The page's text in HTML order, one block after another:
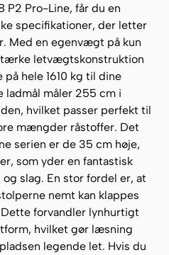
P2 Pro-Line, får du en
specifikationer, der letter
Med en egenvægt på kun
letvægtskonstruktion
hele 1610 kg til dine
ladmål måler 255 cm i
hvilket passer perfekt til
mængder råstoffer. Det
serien er de 35 cm høje,
som yder en fantastisk
slag. En stor fordel er, at
nemt kan klappes
forvandler lynhurtigt
hvilket gør læsning
legende let. Hvis du